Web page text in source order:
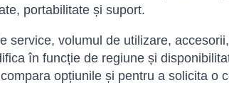
portabilitate și suport.
service, volumul de utilizare,
în funcție de regiune și
opțiunile și pentru a solicita o